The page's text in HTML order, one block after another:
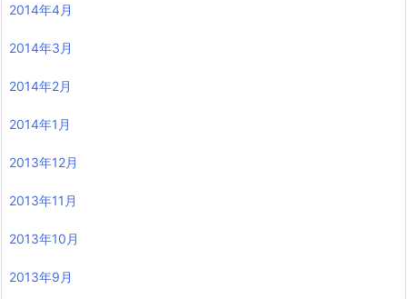
2014年4月
2014年3月
2014年2月
2014年1月
2013年12月
2013年11月
2013年10月
2013年9月